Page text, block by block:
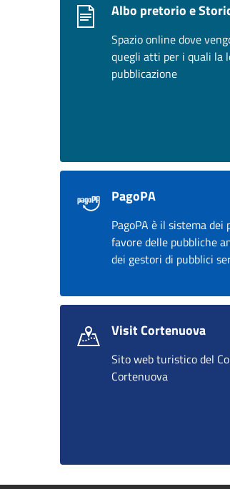
Albo pretorio e
Spazio online dove
quegli atti per i quali la
pubblicazione
PagoPA
PagoPA è il sistema dei
favore delle pubbliche
dei gestori di pubblici
Visit Cortenuova
Sito web turistico del
Cortenuova